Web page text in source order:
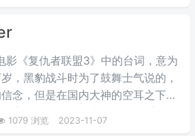
《复仇者联盟3》中的台词，意为
，黑豹战斗时为了鼓舞士气说的，
念，但是在国内大神的空耳之下，
完了！于是，原本是比较严重的战
解。这个梗一语成谶，后面灭霸胜
1079 浏览 2023-11-07